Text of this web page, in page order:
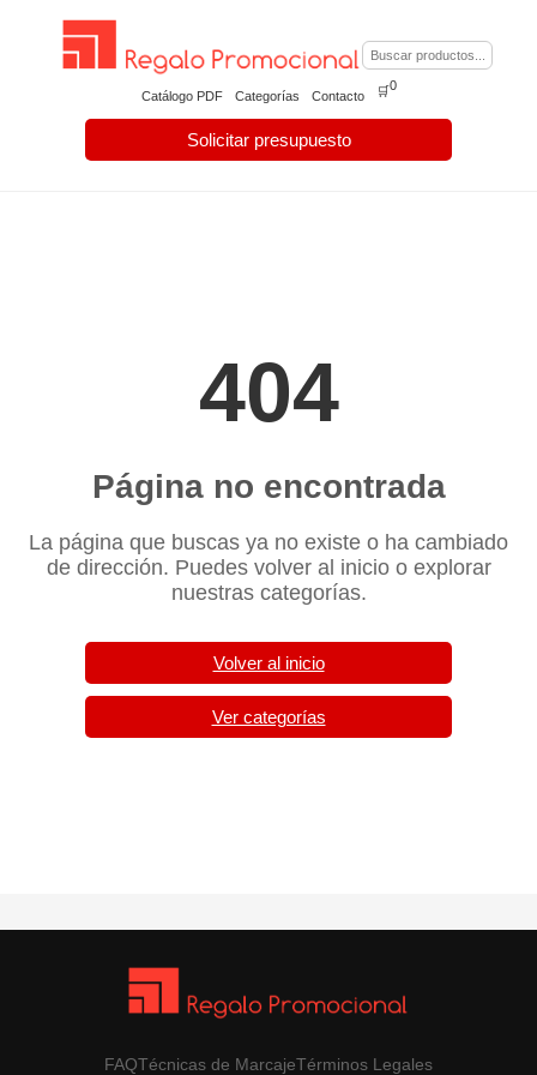
Catálogo PDF Categorías Contacto
Solicitar presupuesto
🛒0
404
Página no encontrada
La página que buscas ya no existe o ha cambiado
de dirección. Puedes volver al inicio o explorar
nuestras categorías.
Volver al inicio
Ver categorías
FAQTécnicas de MarcajeTérminos Legales